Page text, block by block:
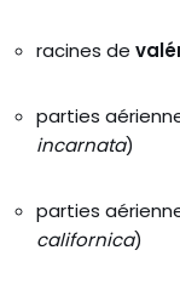
racines de
parties
incarnata)
parties
californica)